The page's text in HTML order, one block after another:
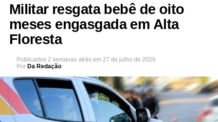
Militar resgata bebê de oito
meses engasgada em Alta
Floresta
Publicados 2 semanas atrás em 27 de julho de 2026
Por Da Redação